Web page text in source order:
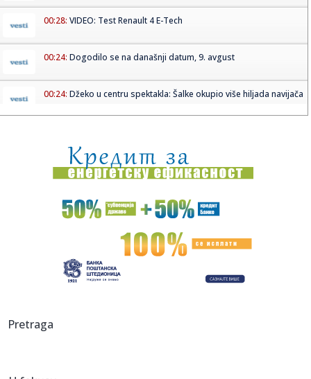
00:28: VIDEO: Test Renault 4 E-Tech
00:24: Dogodilo se na današnji datum, 9. avgust
00:24: Džeko u centru spektakla: Šalke okupio više hiljada navijača
00:20:Đura Đ. Trajković br. 26: Plejlista za sivu zonu (Fontaines
D....
00:17:Velika akcija tokom noći i ranog jutra u Beogradu: Ekipe
izlaze ...
Na današnji dan, 9. avgust
23:54:TEŽAK UDARAC ZA HETAFE PRED EVROPU: Važan igrač
Pretraga